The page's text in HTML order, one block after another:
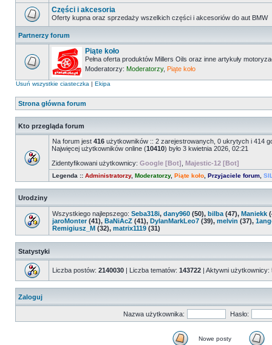
Części i akcesoria
Oferty kupna oraz sprzedaży wszelkich części i akcesoriów do aut BMW
Partnerzy forum
Piąte koło
Pełna oferta produktów Millers Oils oraz inne artykuły
Moderatorzy: Moderatorzy, Piąte koło
Usuń wszystkie ciasteczka | Ekipa
Strona główna forum
Kto przegląda forum
Na forum jest 416 użytkowników :: 2 zarejestrowanych, 0 ukrytych i 414
Najwięcej użytkowników online (10410) było 3 kwietnia 2026, 02:21
Zidentyfikowani użytkownicy: Google [Bot] Majestic-12 [Bot]
Legenda :: Administratorzy, Moderatorzy, Piąte koło Przyjaciele forum
Urodziny
Wszystkiego najlepszego: Seba318i, dany960 (50), bilba (47), Maniekk
jaroMonter(41), BaNiAcZ (41), DylanMarkLeo7 (39), melvin (37),
Remigiusz_M (32), matrix1119 (31)
Statystyki
Liczba postów: 2140030 | Liczba tematów: 143722 | Aktywni użytkownicy:
Zaloguj
Nazwa użytkownika: Hasło:
Nowe posty